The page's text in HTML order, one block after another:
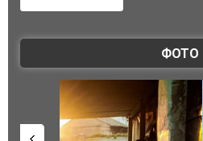
ФОТО